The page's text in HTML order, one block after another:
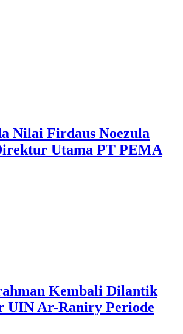
Nilai Firdaus Noezula
Utama PT PEMA
Kembali Dilantik
UIN Ar-Raniry Periode